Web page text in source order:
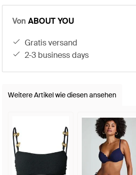
Von ABOUT YOU
gratis versand
2-3 business days
Weitere Artikel wie diesen ansehen